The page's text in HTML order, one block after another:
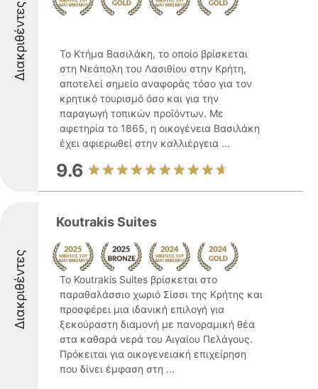
Διακριθέντες
Το Κτήμα Βασιλάκη, το οποίο βρίσκεται
στη Νεάπολη του Λασιθίου στην Κρήτη,
αποτελεί σημείο αναφοράς τόσο για τον
κρητικό τουρισμό όσο και για την
παραγωγή τοπικών προϊόντων. Με
αφετηρία το 1865, η οικογένεια Βασιλάκη
έχει αφιερωθεί στην καλλιέργεια ...
9.6
Διακριθέντες
Koutrakis Suites
Το Koutrakis Suites βρίσκεται στο
παραθαλάσσιο χωριό Σίσσι της Κρήτης και
προσφέρει μια ιδανική επιλογή για
ξεκούραστη διαμονή με πανοραμική θέα
στα καθαρά νερά του Αιγαίου Πελάγους.
Πρόκειται για οικογενειακή επιχείρηση
που δίνει έμφαση στη ...